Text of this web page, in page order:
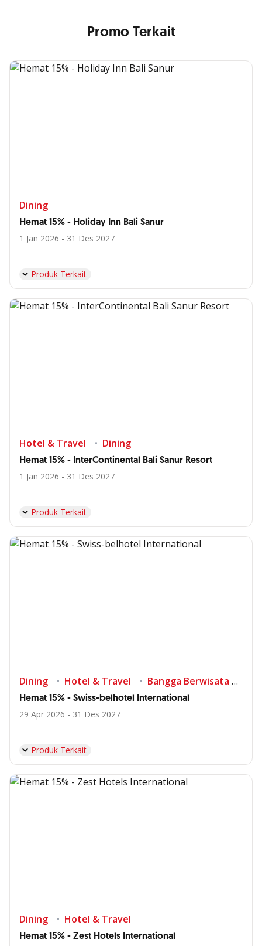
Promo Terkait
Dining
Hemat 15% - Holiday Inn Bali Sanur
1 Jan 2026 - 31 Des 2027
Produk Terkait
Hotel & Travel Dining
Hemat 15% - InterContinental Bali Sanur Resort
1 Jan 2026 - 31 Des 2027
Produk Terkait
Dining Hotel & Travel Bangga Berwisata di Indonesia
Hemat 15% - Swiss-belhotel International
29 Apr 2026 - 31 Des 2027
Produk Terkait
Dining Hotel & Travel
Hemat 15% - Zest Hotels International